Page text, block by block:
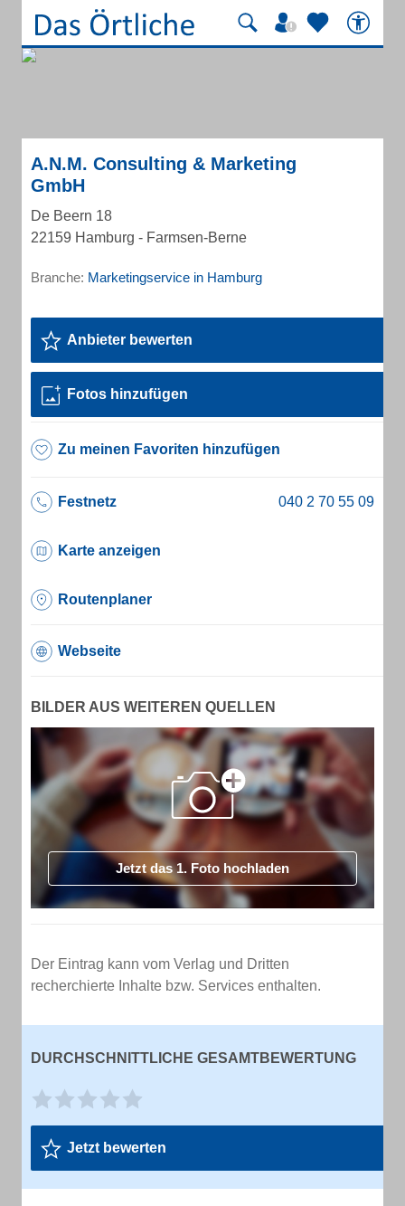
A.N.M. Consulting & Marketing
GmbH
De Beern 18
22159 Hamburg - Farmsen-Berne
Branche: Marketingservice in Hamburg
Anbieter bewerten
Fotos hinzufügen
Zu meinen Favoriten hinzufügen
Festnetz
Karte anzeigen
Routenplaner
Webseite
BILDER AUS WEITEREN QUELLEN
Jetzt das 1. Foto hochladen
Der Eintrag kann vom Verlag und Dritten
recherchierte Inhalte bzw. Services enthalten.
DURCHSCHNITTLICHE GESAMTBEWERTUNG
Jetzt bewerten